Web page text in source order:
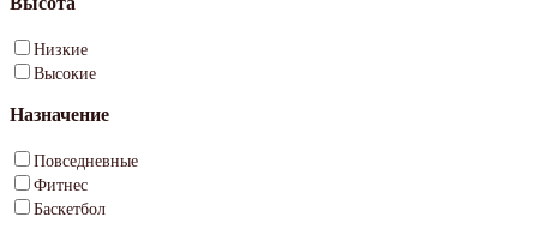
Низкие
Высокие
Назначение
Повседневные
Фитнес
Баскетбол